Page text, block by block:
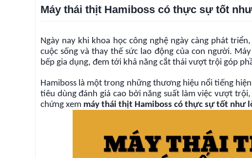
Máy thái thịt Hamiboss có thực sự tốt
Ngày nay khi khoa học công nghệ ngày càng phát
cuộc sống và thay thế sức lao động của con người.
bếp gia dụng, đem tới khả năng cắt thái vượt trội góp
Hamiboss là một trong những thương hiệu nổi tiếng
tiêu dùng đánh giá cao bởi năng suất làm việc vượt
chứng xem máy thái thịt Hamiboss có thực sự tốt như